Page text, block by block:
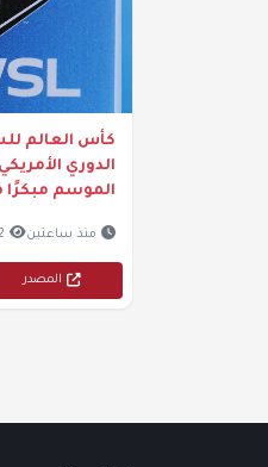
كأس العالم
الدوري
الموسم مبكرًا في
منذ ساعتين
المصدر